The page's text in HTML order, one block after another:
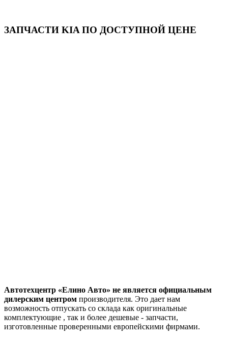
ЗАПЧАСТИ KIA ПО ДОСТУПНОЙ ЦЕНЕ
Автотехцентр «Елино Авто» не является официальным
дилерским центром производителя. Это дает нам
возможность отпускать со склада как оригинальные
комплектующие , так и более дешевые - запчасти,
изготовленные проверенными европейскими фирмами.